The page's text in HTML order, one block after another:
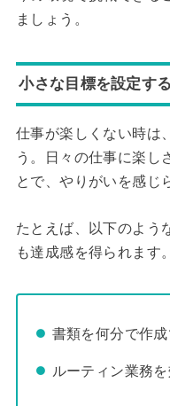
ましょう。
小さな目標を設定する
仕事が楽しくない時は
う。日々の仕事に楽し
とで、やりがいを感じ
たとえば、以下のよう
も達成感を得られます。
書類を何分で作
ルーティン業務